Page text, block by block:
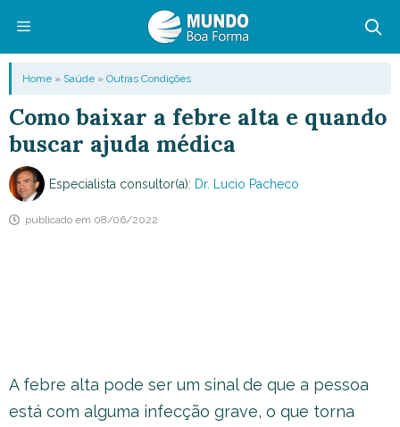
conteúdo
Menu
Home » Saúde » Outras Condições
Como baixar a febre alta e quando
buscar ajuda médica
Especialista consultor(a): Dr. Lucio Pacheco
publicado em 08/06/2022
A febre alta pode ser um sinal de que a pessoa
está com alguma infecção grave, o que torna